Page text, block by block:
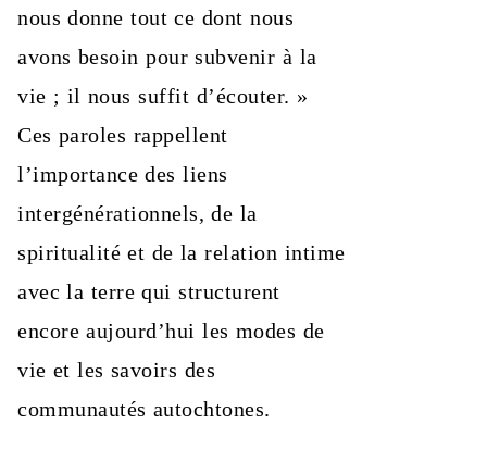
nous donne tout ce dont nous
avons besoin pour subvenir à la
vie ; il nous suffit d’écouter. »
Ces paroles rappellent
l’importance des liens
intergénérationnels, de la
spiritualité et de la relation intime
avec la terre qui structurent
encore aujourd’hui les modes de
vie et les savoirs des
communautés autochtones.